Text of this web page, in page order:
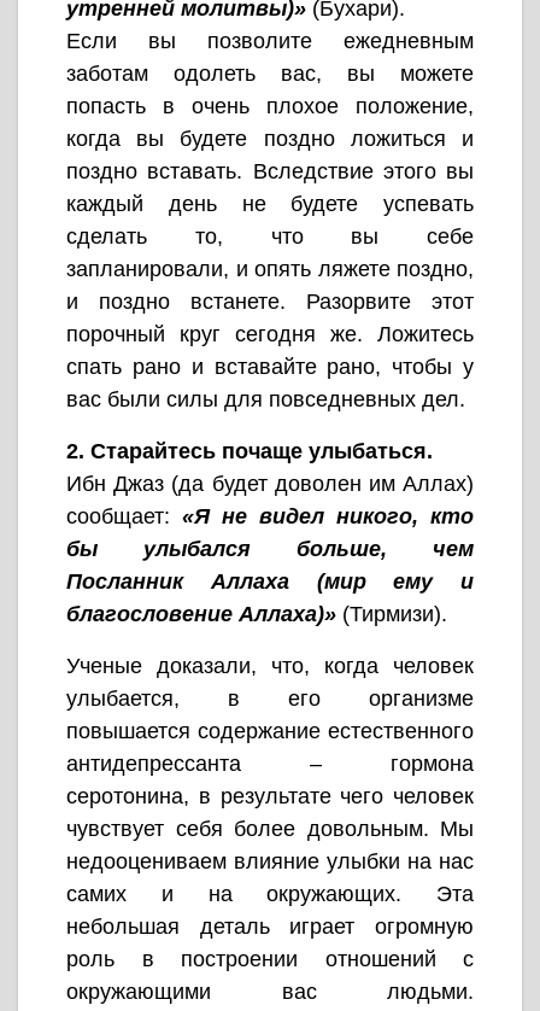
утренней молитвы)» (Бухари).
Если вы позволите ежедневным
заботам одолеть вас, вы можете
попасть в очень плохое положение,
когда вы будете поздно ложиться и
поздно вставать. Вследствие этого вы
каждый день не будете успевать
сделать то, что вы себе
запланировали, и опять ляжете поздно,
и поздно встанете. Разорвите этот
порочный круг сегодня же. Ложитесь
спать рано и вставайте рано, чтобы у
вас были силы для повседневных дел.
2. Старайтесь почаще улыбаться.
Ибн Джаз (да будет доволен им Аллах)
сообщает: «Я не видел никого, кто
бы улыбался больше, чем
Посланник Аллаха (мир ему и
благословение Аллаха)» (Тирмизи).
Ученые доказали, что, когда человек
улыбается, в его организме
повышается содержание естественного
антидепрессанта – гормона
серотонина, в результате чего человек
чувствует себя более довольным. Мы
недооцениваем влияние улыбки на нас
самих и на окружающих. Эта
небольшая деталь играет огромную
роль в построении отношений с
окружающими вас людьми.